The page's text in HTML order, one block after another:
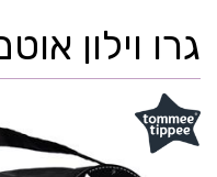
גרו וילון